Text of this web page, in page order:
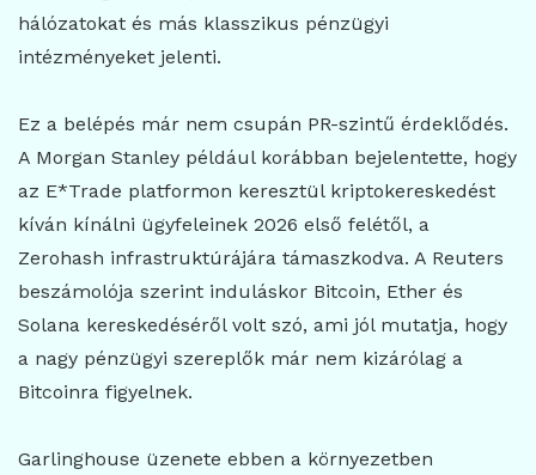
hálózatokat és más klasszikus pénzügyi
intézményeket jelenti.
Ez a belépés már nem csupán PR-szintű érdeklődés.
A Morgan Stanley például korábban bejelentette, hogy
az E*Trade platformon keresztül kriptokereskedést
kíván kínálni ügyfeleinek 2026 első felétől, a
Zerohash infrastruktúrájára támaszkodva. A Reuters
beszámolója szerint induláskor Bitcoin, Ether és
Solana kereskedéséről volt szó, ami jól mutatja, hogy
a nagy pénzügyi szereplők már nem kizárólag a
Bitcoinra figyelnek.
Garlinghouse üzenete ebben a környezetben